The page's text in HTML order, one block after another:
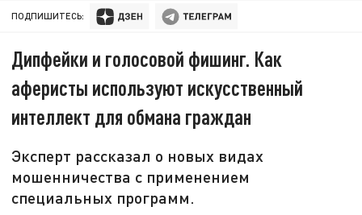
ПОДПИШИТЕСЬ:
Дипфейки и голосовой фишинг. Как
аферисты используют искусственный
интеллект для обмана граждан
Эксперт рассказал о новых видах
мошенничества с применением
специальных программ.